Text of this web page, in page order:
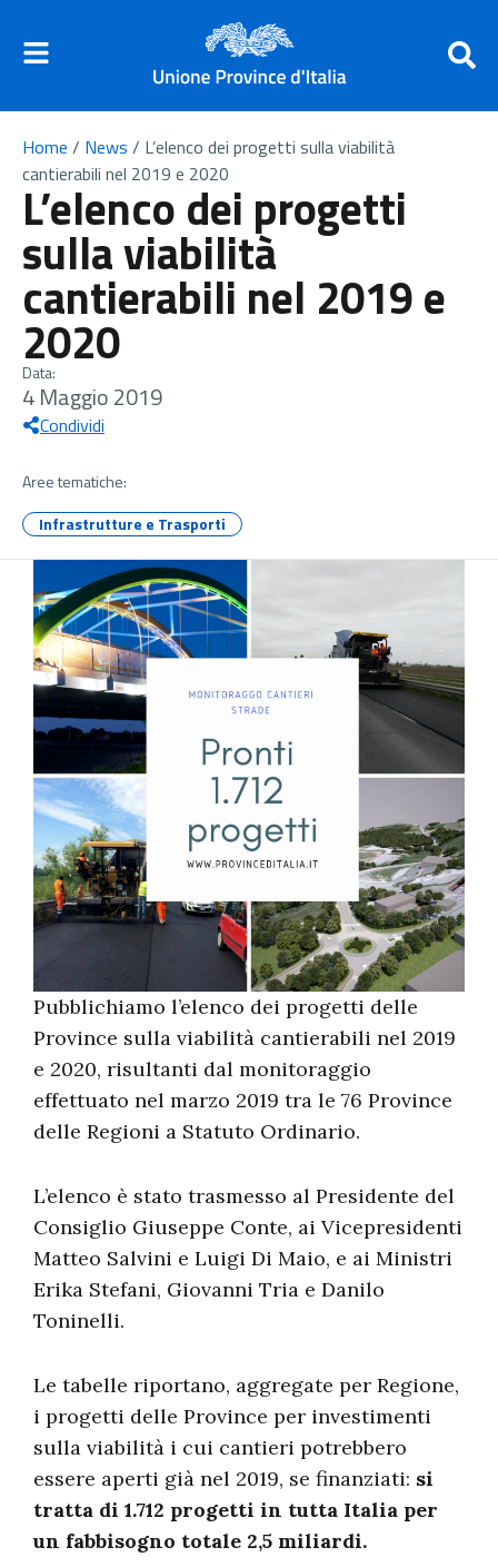
Home / News / L’elenco dei progetti sulla viabilità
cantierabili nel 2019 e 2020
L’elenco dei progetti
sulla viabilità
cantierabili nel 2019 e
2020
Data:
4 Maggio 2019
Condividi
Aree tematiche:
Infrastrutture e Trasporti
Pubblichiamo l’elenco dei progetti delle
Province sulla viabilità cantierabili nel 2019
e 2020, risultanti dal monitoraggio
effettuato nel marzo 2019 tra le 76 Province
delle Regioni a Statuto Ordinario.
L’elenco è stato trasmesso al Presidente del
Consiglio Giuseppe Conte, ai Vicepresidenti
Matteo Salvini e Luigi Di Maio, e ai Ministri
Erika Stefani, Giovanni Tria e Danilo
Toninelli.
Le tabelle riportano, aggregate per Regione,
i progetti delle Province per investimenti
sulla viabilità i cui cantieri potrebbero
essere aperti già nel 2019, se finanziati: si
tratta di 1.712 progetti in tutta Italia per
un fabbisogno totale 2,5 miliardi.